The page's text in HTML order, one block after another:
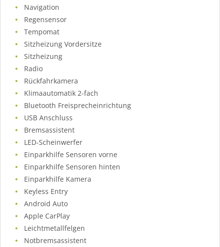
Navigation
Regensensor
Tempomat
Sitzheizung Vordersitze
Sitzheizung
Radio
Rückfahrkamera
Klimaautomatik 2-fach
Bluetooth Freisprecheinrichtung
USB Anschluss
Bremsassistent
LED-Scheinwerfer
Einparkhilfe Sensoren vorne
Einparkhilfe Sensoren hinten
Einparkhilfe Kamera
Keyless Entry
Android Auto
Apple CarPlay
Leichtmetallfelgen
Notbremsassistent